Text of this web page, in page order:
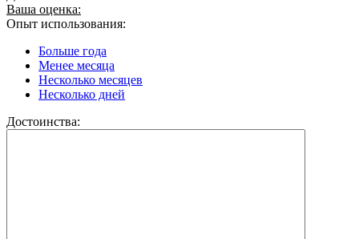
Ваша оценка:
Опыт использования:
Больше года
Менее месяца
Несколько месяцев
Несколько дней
Достоинства: